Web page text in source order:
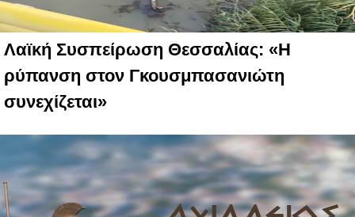
Λαϊκή Συσπείρωση Θεσσαλίας: «Η
ρύπανση στον Γκουσμπασανιώτη
συνεχίζεται»